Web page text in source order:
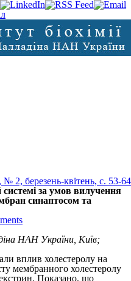
2, березень-квітень, c. 53-64
системі за умов вилучення
синаптосом та
НАН України, Київ;
вплив холестеролу на
мембранного холестеролу
Показано, що